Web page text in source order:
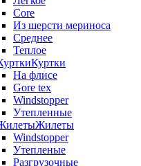
Core
Из шерсти мериноса
Среднее
Теплое
Куртки
На флисе
Gore tex
Windstopper
Утепленные
Жилеты
Windstopper
Утепленые
Разгрузочные